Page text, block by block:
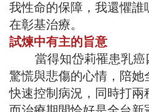
我性命的保障，我還懼誰
在彰基治療。
試煉中有主的旨意
當得知岱莉罹患乳癌
驚慌與悲傷的心情，陪她
快速控制病況，同時打兩